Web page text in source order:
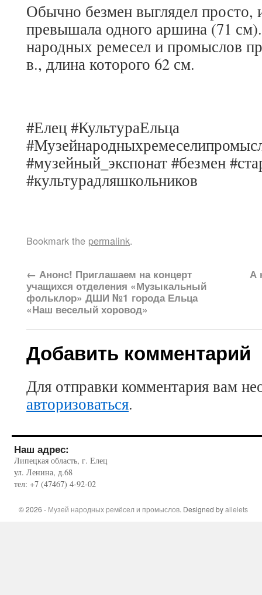
Обычно безмен выглядел просто,
превышала одного аршина (71
народных ремесел и промыслов
в., длина которого 62 см.
#Елец #КультураЕльца
#музейный_экспонат #безмен
#культурадляшкольников
Bookmark the permalink.
← Анонс! Приглашаем на концерт
учащихся отделения «Музыкальный
фольклор» ДШИ №1 города Ельца
«Наш веселый хоровод»
А
Добавить комментарий
Для отправки комментария вам
авторизоваться.
Наш адрес:
Липецкая область, г. Елец
ул. Ленина, д.68
тел: +7 (47467) 4-92-02
© 2026 - Музей народных ремёсел и промыслов. Designed byallelets